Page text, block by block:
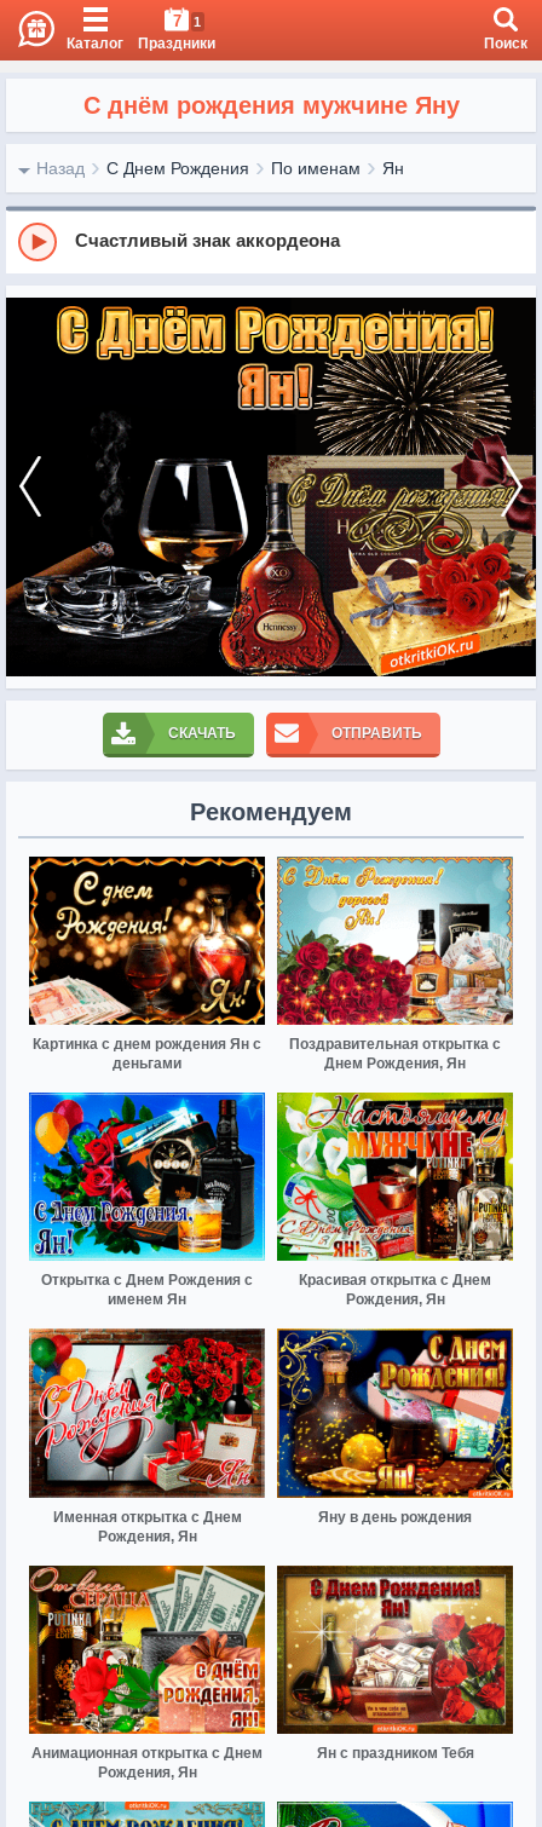
Каталог
7 1
Праздники Поиск
С днём рождения мужчине Яну
Назад С Днем Рождения По именам Ян
Счастливый знак аккордеона
СКАЧАТЬ ОТПРАВИТЬ
Рекомендуем
Картинка с днем рождения Ян с
деньгами
Поздравительная открытка с
Днем Рождения, Ян
Открытка с Днем Рождения с
именем Ян
Красивая открытка с Днем
Рождения, Ян
Именная открытка с Днем
Рождения, Ян
Яну в день рождения
Анимационная открытка с Днем
Рождения, Ян
Ян с праздником Тебя